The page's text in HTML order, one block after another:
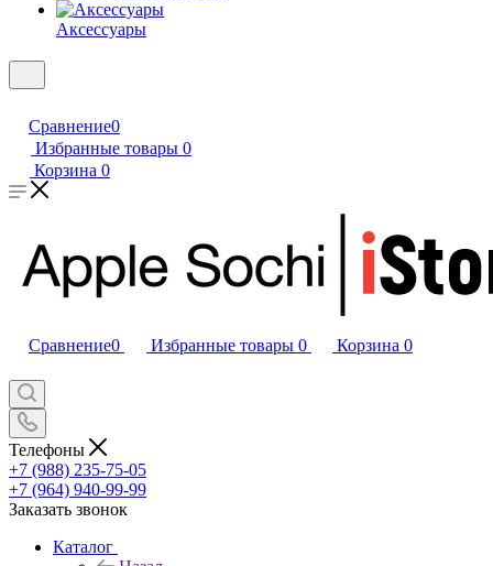
Аксессуары
Сравнение0
Избранные товары 0
Корзина 0
Сравнение0 Избранные товары 0 Корзина 0
Телефоны
+7 (988) 235-75-05
+7 (964) 940-99-99
Заказать звонок
Каталог